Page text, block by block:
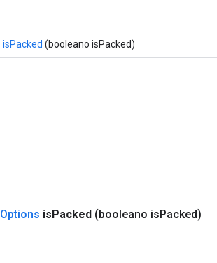
isPacked (booleano isPacked)
Options isPacked (booleano isPacked)